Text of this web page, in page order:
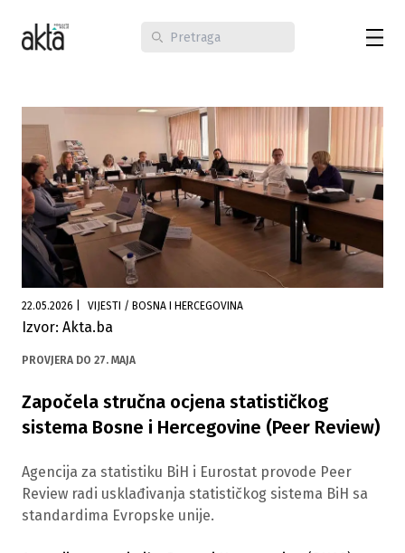
22.05.2026 VIJESTI / BOSNA I HERCEGOVINA
Izvor: Akta.ba
PROVJERA DO 27. MAJA
Započela stručna ocjena statističkog
sistema Bosne i Hercegovine (Peer Review)
Agencija za statistiku BiH i Eurostat provode Peer
Review radi usklađivanja statističkog sistema BiH sa
standardima Evropske unije.